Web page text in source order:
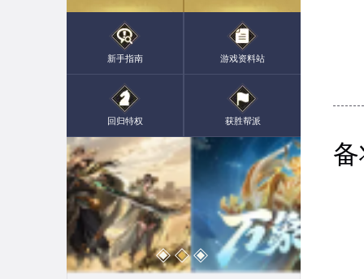
新手指南 游戏资料站
回归特权 获胜帮派